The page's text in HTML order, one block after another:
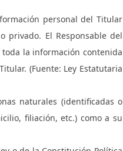
personal del Titular
privado. El Responsable del
la información contenida
(Fuente: Ley Estatutaria
naturales (identificadas o
filiación, etc.) como a su